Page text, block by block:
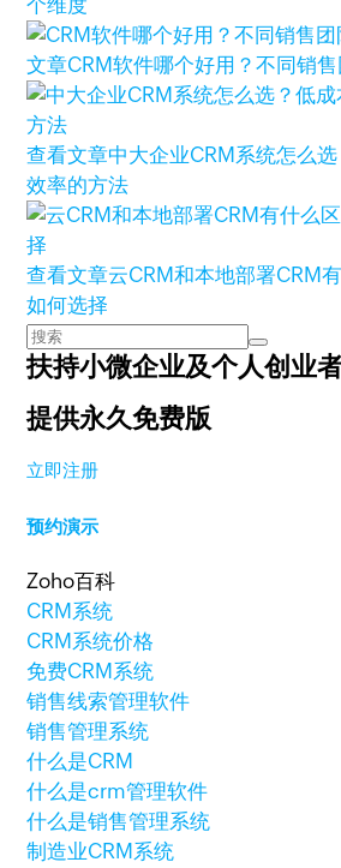
个维度
文章CRM软件哪个好用？不同销
查看文章中大企业CRM系统怎么
效率的方法
查看文章云CRM和本地部署CRM
如何选择
扶持小微企业及个人创业者
提供永久免费版
立即注册
预约演示
Zoho百科
CRM系统
CRM系统价格
免费CRM系统
销售线索管理软件
销售管理系统
什么是CRM
什么是crm管理软件
什么是销售管理系统
制造业CRM系统